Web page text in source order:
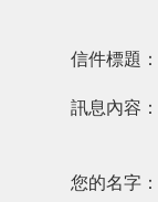
信件標題：
訊息內容：
您的名字：